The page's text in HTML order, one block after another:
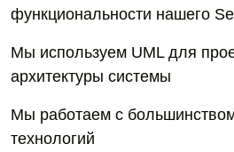
функциональности нашего
Мы используем UML для
архитектуры системы
Мы работаем с
технологий